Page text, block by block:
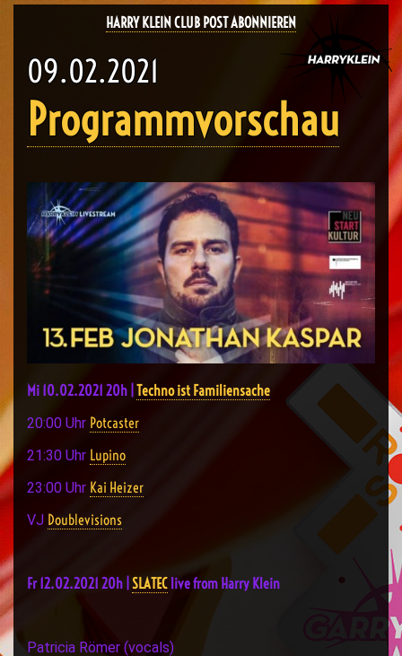
HARRY KLEIN CLUB POST ABONNIEREN
09.02.2021
Programmvorschau
Mi 10.02.2021 20h | Techno ist Familiensache
20:00 Uhr Potcaster
21:30 Uhr Lupino
23:00 Uhr Kai Heizer
VJ Doublevisions
Fr 12.02.2021 20h | SLATEC live from Harry Klein
Patricia Römer (vocals)